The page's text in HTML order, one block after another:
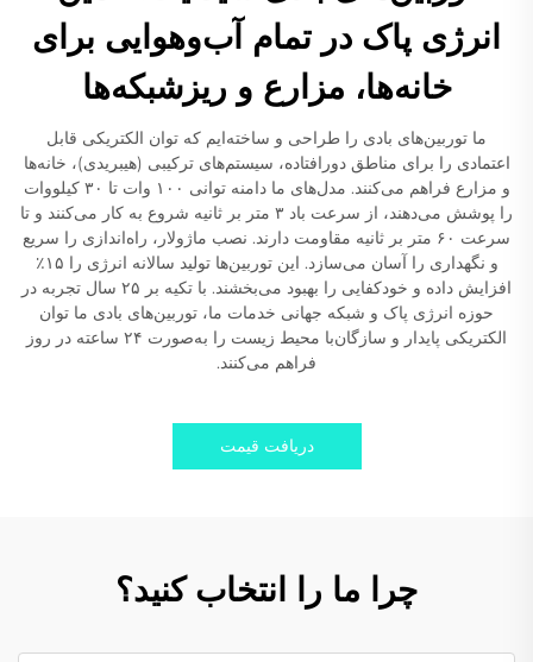
انرژی پاک در تمام آب‌وهوایی برای
خانه‌ها، مزارع و ریزشبکه‌ها
ما توربین‌های بادی را طراحی و ساخته‌ایم که توان الکتریکی قابل
اعتمادی را برای مناطق دورافتاده، سیستم‌های ترکیبی (هیبریدی)، خانه‌ها
و مزارع فراهم می‌کنند. مدل‌های ما دامنه توانی ۱۰۰ وات تا ۳۰ کیلووات
را پوشش می‌دهند، از سرعت باد ۳ متر بر ثانیه شروع به کار می‌کنند و تا
سرعت ۶۰ متر بر ثانیه مقاومت دارند. نصب ماژولار، راه‌اندازی را سریع
و نگهداری را آسان می‌سازد. این توربین‌ها تولید سالانه انرژی را ۱۵٪
افزایش داده و خودکفایی را بهبود می‌بخشند. با تکیه بر ۲۵ سال تجربه در
حوزه انرژی پاک و شبکه جهانی خدمات ما، توربین‌های بادی ما توان
الکتریکی پایدار و سازگان‌با محیط زیست را به‌صورت ۲۴ ساعته در روز
فراهم می‌کنند.
دریافت قیمت
چرا ما را انتخاب کنید؟